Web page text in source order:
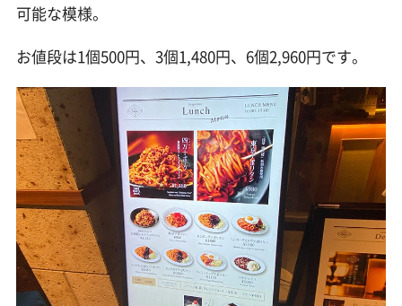
可能な模様。
お値段は1個500円、3個1,480円、6個2,960円です。